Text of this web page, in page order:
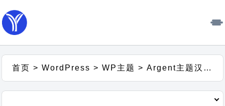
首页 >WordPress >WP主题 >Argent主题汉化包